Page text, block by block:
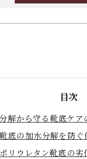
目次
解から守る靴底ケア
靴底の加水分解を防
ポリウレタン靴底の